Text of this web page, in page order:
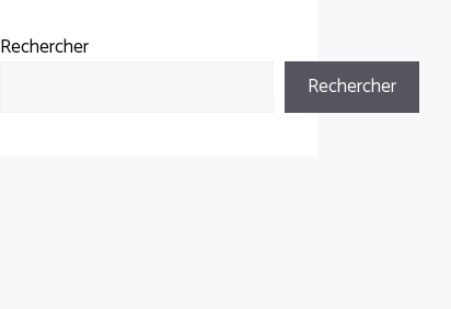
Rechercher
Rechercher